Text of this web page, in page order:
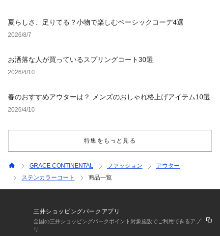
夏らしさ、足りてる？小物で楽しむベーシックコーデ4選
2026/8/7
お洒落な人が買っているスプリングコート30選
2026/4/10
春のおすすめアウターは？ メンズのおしゃれ格上げアイテム10選
2026/4/10
特集をもっと見る
GRACE CONTINENTAL ファッション
アウター
ステンカラーコート
商品一覧
三井ショッピングパークアプリ
全国の三井ショッピングパークポイント対象施設でご利用できるアプ
リ